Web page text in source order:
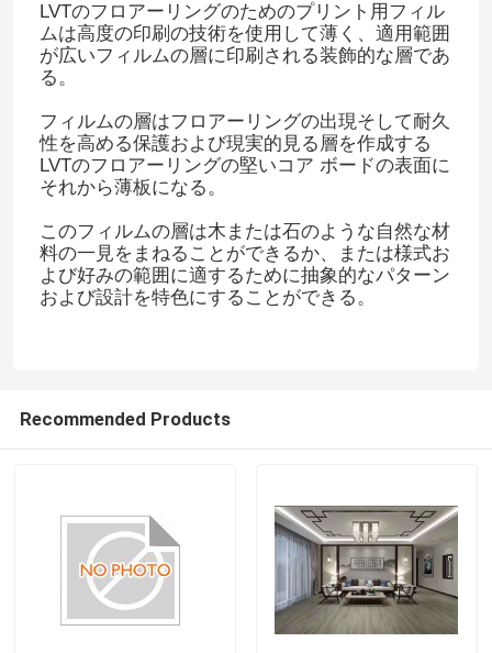
LVTのフロアーリングのためのプリント用フィル
ムは高度の印刷の技術を使用して薄く、適用範囲
が広いフィルムの層に印刷される装飾的な層であ
る。
フィルムの層はフロアーリングの出現そして耐久
性を高める保護および現実的見る層を作成する
LVTのフロアーリングの堅いコア ボードの表面に
それから薄板になる。
このフィルムの層は木または石のような自然な材
料の一見をまねることができるか、または様式お
よび好みの範囲に適するために抽象的なパターン
および設計を特色にすることができる。
Recommended Products